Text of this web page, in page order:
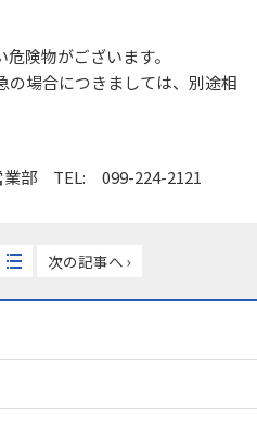
険物がございます。
の場合につきましては、別途相
業部 TEL: 099-224-2121
次の記事へ ›